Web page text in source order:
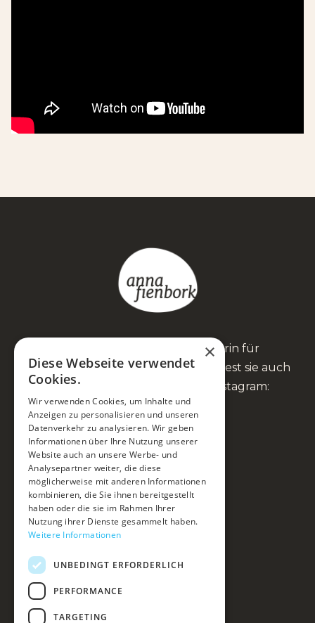
Anna Fienbork ist Heilpraktikerin für
Psychotherapie und Coach. Du findest sie auch
auf Facebook, YouTube und Instagram:
Mein Ansatz
Du & ich
Kurse & Events
Blog & Podcast
×
Diese Webseite verwendet
Cookies.
Wir verwenden Cookies, um Inhalte und
Anzeigen zu personalisieren und unseren
Datenverkehr zu analysieren. Wir geben
Informationen über Ihre Nutzung unserer
Website auch an unsere Werbe- und
Analysepartner weiter, die diese
möglicherweise mit anderen Informationen
kombinieren, die Sie ihnen bereitgestellt
haben oder die sie im Rahmen Ihrer
Nutzung ihrer Dienste gesammelt haben.
Weitere Informationen
UNBEDINGT ERFORDERLICH
PERFORMANCE
TARGETING